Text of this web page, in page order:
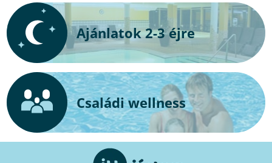
Ajánlatok 2-3 éjre
Családi wellness